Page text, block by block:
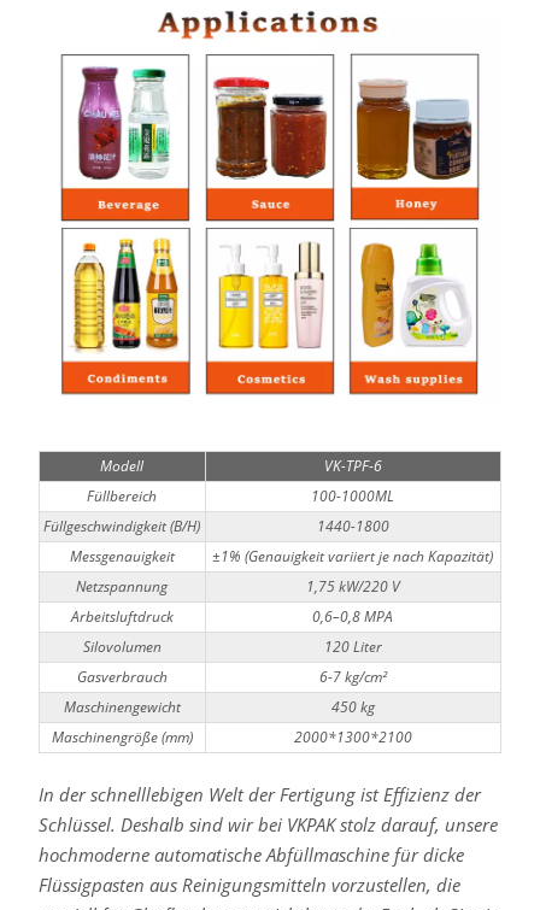
Seite
Modell
VK-TPF-6
Füllbereich
100-1000ML
Füllgeschwindigkeit (B/H)
1440-1800
Messgenauigkeit
±1% (Genauigkeit variiert je nach Kapazität)
Netzspannung
1,75 kW/220 V
Arbeitsluftdruck
0,6–0,8 MPA
Silovolumen
120 Liter
Gasverbrauch
6-7 kg/cm²
Maschinengewicht
450 kg
Maschinengröße (mm)
2000*1300*2100
In der schnelllebigen Welt der Fertigung ist Effizienz der
Schlüssel. Deshalb sind wir bei VKPAK stolz darauf, unsere
hochmoderne automatische Abfüllmaschine für dicke
Flüssigpasten aus Reinigungsmitteln vorzustellen, die